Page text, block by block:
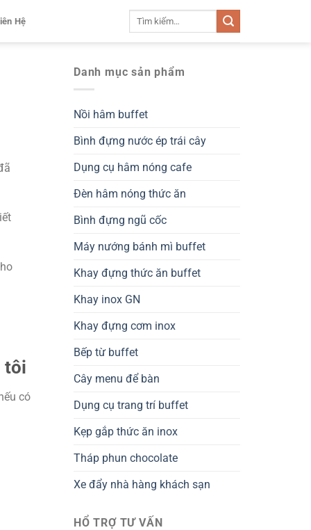
Hệ
tôi
có
Danh mục sản phẩm
Nồi hâm buffet
Bình đựng nước ép trái cây
Dụng cụ hâm nóng cafe
Đèn hâm nóng thức ăn
Bình đựng ngũ cốc
Máy nướng bánh mì buffet
Khay đựng thức ăn buffet
Khay inox GN
Khay đựng cơm inox
Bếp từ buffet
Cây menu để bàn
Dụng cụ trang trí buffet
Kẹp gắp thức ăn inox
Tháp phun chocolate
Xe đẩy nhà hàng khách sạn
HỔ TRỢ TƯ VẤN